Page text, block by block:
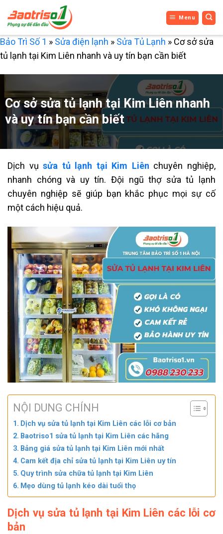
qua
nội
dung
Menu
Bảo Trì Số 1 » Sửa điện lạnh » Sửa Tủ Lạnh » Cơ sở sửa
tủ lạnh tại Kim Liên nhanh và uy tín bạn cần biết
Cơ sở sửa tủ lạnh tại Kim Liên nhanh
và uy tín bạn cần biết
Dịch vụsửa tủ lạnh tại Kim Liên chuyên nghiệp,
nhanh chóng và uy tín. Đội ngũ thợ sửa tủ lạnh
chuyên nghiệp sẽ giúp bạn khắc phục mọi sự cố
một cách hiệu quả.
NỘI DUNG CHÍNH
Dịch vụ sửa tủ lạnh tại Kim Liên các lỗi cơ bản
Baotriso1 sửa tủ lạnh tại Kim Liên các hãng
Bảng giá sửa tủ lạnh tại Kim Liên mới nhất
Cam kết địa chỉ sửa tủ lạnh tại Kim Liên uy tín
Quy trình sửa chữa tủ lạnh tại Kim Liên
Mẹo dùng tủ lạnh kéo dài tuổi thọ
Dịch vụ sửa tủ lạnh tại Kim Liên các lỗi cơ
bản